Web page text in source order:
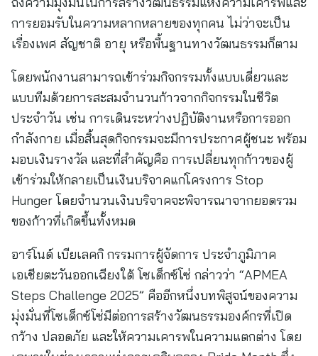
การยอมรับในความหลากหลายของทุกคน ไม่ว่าจะเป็น
เรื่องเพศ สัญชาติ อายุ หรือพื้นฐานทางวัฒนธรรมก็ตาม
โดยพนักงานสามารถเข้าร่วมกิจกรรมทั้งแบบเดี่ยวและ
แบบทีมด้วยการสะสมจำนวนก้าวจากกิจกรรมในชีวิต
ประจำวัน เช่น การเดินระหว่างปฏิบัติงานหรือการออก
กำลังกาย เมื่อสิ้นสุดกิจกรรมจะมีการประกาศผู้ชนะ พร้อม
มอบเงินรางวัล และที่สำคัญคือ การเปลี่ยนทุกก้าวของผู้
เข้าร่วมให้กลายเป็นเงินบริจาคแก่โครงการ Stop
Hunger โดยจำนวนเงินบริจาคจะพิจารณาจากยอดรวม
ของก้าวที่เกิดขึ้นทั้งหมด
อาร์โนด์ เบียเลคกิ กรรมการผู้จัดการ ประจำภูมิภาค
เอเชียตะวันออกเฉียงใต้ โซเด็กซ์โซ่ กล่าวว่า “APMEA
Steps Challenge 2025” คืออีกหนึ่งบทพิสูจน์ของความ
มุ่งมั่นที่โซเด็กซ์โซ่มีต่อการสร้างวัฒนธรรมองค์กรที่เปิด
กว้าง ปลอดภัย และให้ความเคารพในความแตกต่าง โดย